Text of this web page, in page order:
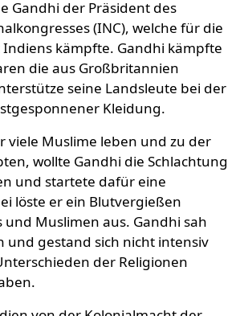
Gandhi der Präsident des
(INC), welche für die
kämpfte. Gandhi kämpfte
die aus Großbritannien
seine Landsleute bei der
Kleidung.
viele Muslime leben und zu der
wollte Gandhi die Schlachtung
und startete dafür eine
löste er ein Blutvergießen
und Muslimen aus. Gandhi sah
und gestand sich nicht intensiv
der Religionen